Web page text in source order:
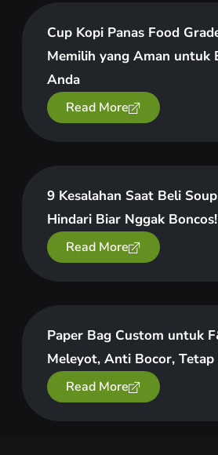
Cup Kopi Panas Food
Memilih yang Aman untuk
Anda
Read More
9 Kesalahan Saat Beli
Hindari Biar Nggak Boncos!
Read More
Paper Bag Custom untuk
Meleyot, Anti Bocor, Tetap
Read More